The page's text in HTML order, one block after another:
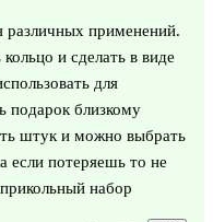
различных применений.
и сделать в виде
для
подарок близкому
штук и можно выбрать
если потеряешь то не
набор